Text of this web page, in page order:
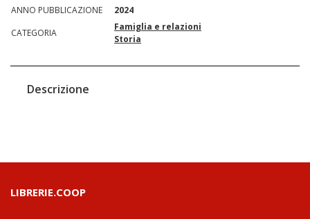
ANNO PUBBLICAZIONE
2024
CATEGORIA
Famiglia e relazioni
Storia
Descrizione
LIBRERIE.COOP